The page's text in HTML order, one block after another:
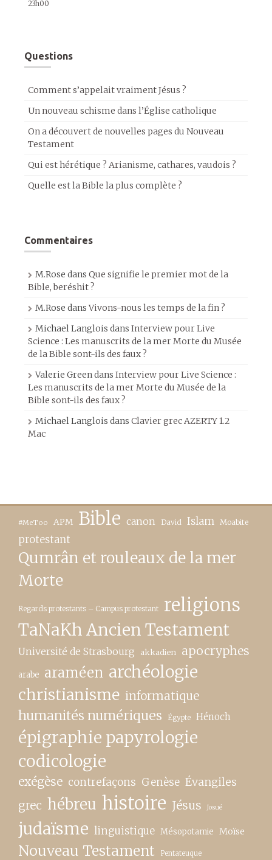
23h00
Questions
Comment s’appelait vraiment Jésus ?
Un nouveau schisme dans l’Église catholique
On a découvert de nouvelles pages du Nouveau
Testament
Qui est hérétique ? Arianisme, cathares, vaudois ?
Quelle est la Bible la plus complète ?
Commentaires
M.Rose dans Que signifie le premier mot de la
Bible, beréshit ?
M.Rose dansVivons-nous les temps de la fin ?
Michael Langlois dans Interview pour Live
Science : Les manuscrits de la mer Morte du Musée
de la Bible sont-ils des faux ?
Valerie Greendans Interview pour Live Science :
Les manuscrits de la mer Morte du Musée de la
Bible sont-ils des faux ?
Michael Langlois dans Clavier grec AZERTY 1.2
Mac
#MeToo APM Bible canon David Islam Moabite
protestant
Qumrân et rouleaux de la mer
Morte
Regards protestants – Campus protestant religions
TaNaKh Ancien Testament
Université de Strasbourg akkadien apocryphes
arabe araméen archéologie
christianisme informatique
humanités numériques Égypte Hénoch
épigraphie papyrologie
codicologie
exégèse contrefaçons Genèse Évangiles
grec hébreu histoire Jésus Josué
judaïsme linguistique Mésopotamie Moïse
Nouveau Testament Pentateuque